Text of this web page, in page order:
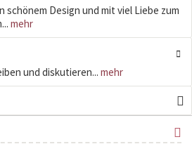
schönem Design und mit viel Liebe zum
mehr
und diskutieren... mehr